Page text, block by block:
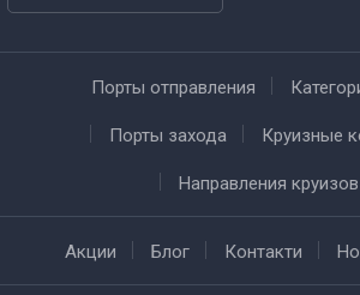
Порты отправления
Порты захода Круизные
Направления круизов
Акции Блог Контакти